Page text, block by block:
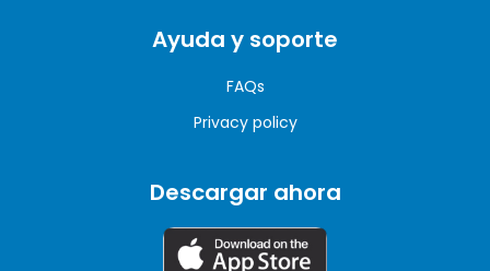
Ayuda y soporte
FAQs
Privacy policy
Descargar ahora